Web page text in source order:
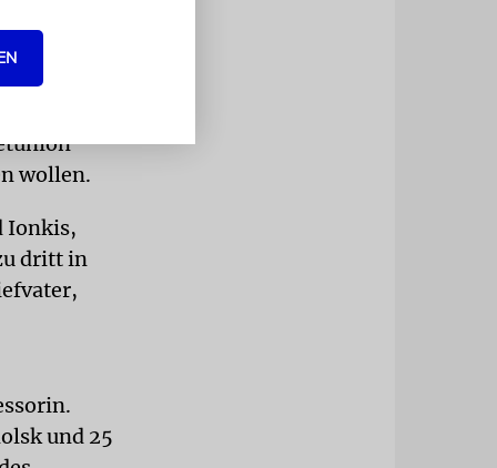
er von
wollen.
Ionkis,
dritt in
und 25